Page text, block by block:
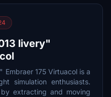
livery"
Embraer 175 Virtuacol is a
simulation enthusiasts.
extracting and moving